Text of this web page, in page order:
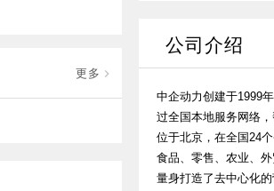
更多
公司介绍
中企动力创建于1999
过全国本地服务网络
位于北京，在全国24
食品、零售、农业、
量身打造了去中心化